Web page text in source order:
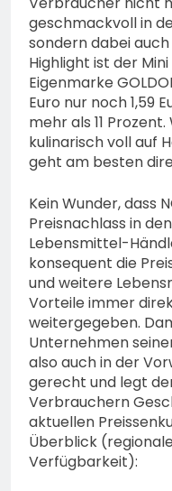
geschmackvoll in
sondern dabei
Highlight ist der
Eigenmarke
Euro nur noch 1,59
mehr als 11
kulinarisch voll auf
geht am besten
Kein Wunder, dass
Preisnachlass in
Lebensmittel-
konsequent die
und weitere
Vorteile immer
weitergegeben.
Unternehmen
also auch in der
gerecht und legt
Verbrauchern
aktuellen
Überblick
Verfügbarkeit):